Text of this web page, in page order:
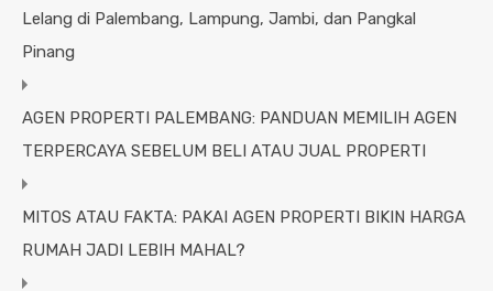
Lelang di Palembang, Lampung, Jambi, dan Pangkal
Pinang
AGEN PROPERTI PALEMBANG: PANDUAN MEMILIH AGEN
TERPERCAYA SEBELUM BELI ATAU JUAL PROPERTI
MITOS ATAU FAKTA: PAKAI AGEN PROPERTI BIKIN HARGA
RUMAH JADI LEBIH MAHAL?